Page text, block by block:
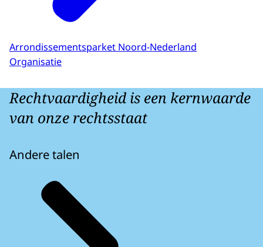
Arrondissementsparket Noord-Nederland
Organisatie
Rechtvaardigheid is een kernwaarde
van onze rechtsstaat
Andere talen